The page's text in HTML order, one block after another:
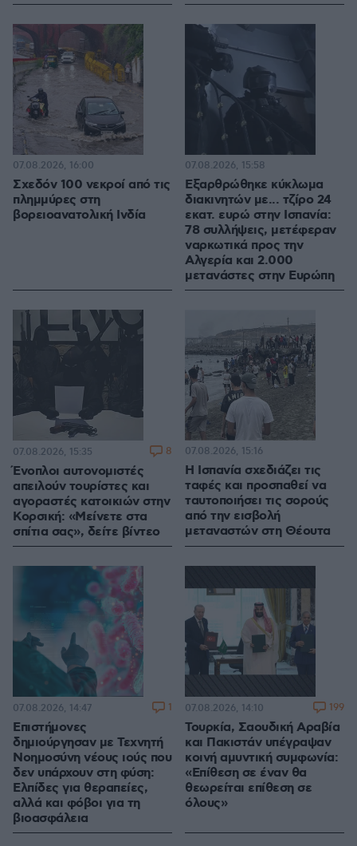
Σχεδόν 100 νεκροί από τις
πλημμύρες στη
βορειοανατολική Ινδία
07.08.2026, 16:00
Εξαρθρώθηκε κύκλωμα
διακινητών με... τζίρο 24
εκατ. ευρώ στην Ισπανία:
78 συλλήψεις, μετέφεραν
ναρκωτικά προς την
Αλγερία και 2.000
μετανάστες στην Ευρώπη
07.08.2026, 15:58
Ένοπλοι αυτονομιστές
απειλούν τουρίστες και
αγοραστές κατοικιών στην
Κορσική: «Μείνετε στα
σπίτια σας», δείτε βίντεο
07.08.2026, 15:35 8
Η Ισπανία σχεδιάζει τις
ταφές και προσπαθεί να
ταυτοποιήσει τις σορούς
από την εισβολή
μεταναστών στη Θέουτα
07.08.2026, 15:16
Επιστήμονες
δημιούργησαν με Τεχνητή
Νοημοσύνη νέους ιούς που
δεν υπάρχουν στη φύση:
Ελπίδες για θεραπείες,
αλλά και φόβοι για τη
βιοασφάλεια
07.08.2026, 14:47 1
Τουρκία, Σαουδική Αραβία
και Πακιστάν υπέγραψαν
κοινή αμυντική συμφωνία:
«Επίθεση σε έναν θα
θεωρείται επίθεση σε
όλους»
07.08.2026, 14:10 199